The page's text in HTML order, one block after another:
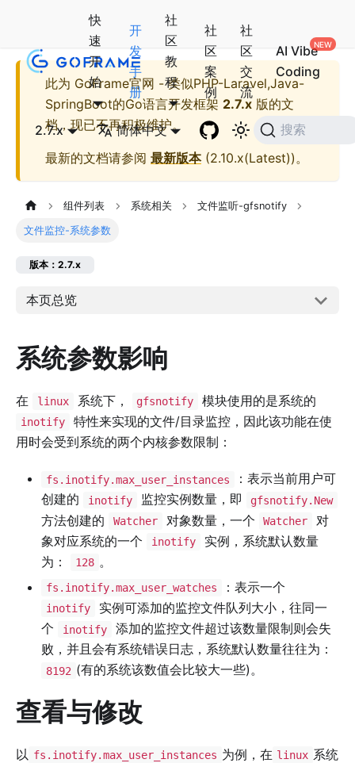
快
速
开
始
开
发
手
册
社
区
教
程
社
区
案
例
社
区
交
流
AI Vibe
Coding
2.7.x 简体中文 搜索
此为 GoFrame官网 - 类似PHP-Laravel,Java-
SpringBoot的Go语言开发框架 2.7.x 版的文
档，现已不再积极维护。
最新的文档请参阅 最新版本(2.10.x(Latest))。
组件列表 系统相关 文件监听-gfsnotify
文件监控-系统参数
版本：2.7.x
本页总览
系统参数影响
在 linux 系统下， gfsnotify 模块使用的是系统的
inotify
特性来实现的文件/目录监控，因此该功能在使
用时会受到系统的两个内核参数限制：
fs.inotify.max_user_instances
：表示当前用户可
创建的
inotify 监控实例数量，即 gfsnotify.New
方法创建的 Watcher 对象数量，一个 Watcher
对
象对应系统的一个
inotify
实例，系统默认数量
为：
128 。
fs.inotify.max_user_watches ：表示一个
inotify
实例可添加的监控文件队列大小，往同一
个
inotify
添加的监控文件超过该数量限制则会失
败，并且会有系统错误日志，系统默认数量往往为：
8192 (有的系统该数值会比较大一些)。
查看与修改
以 fs.inotify.max_user_instances 为例，在 linux 系统